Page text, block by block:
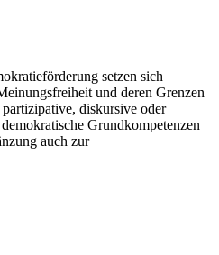
setzen sich
und deren Grenzen
diskursive oder
Grundkompetenzen
auch zur